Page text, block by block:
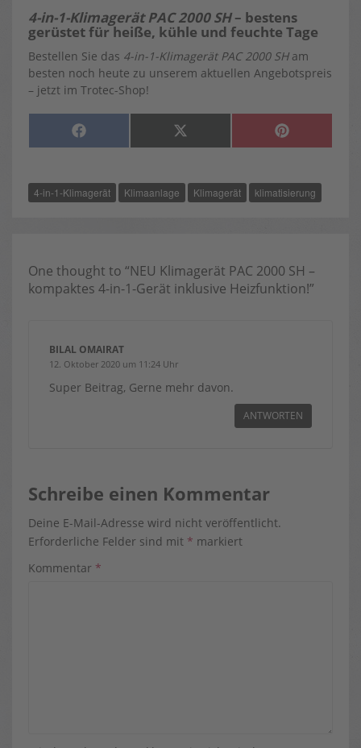
4-in-1-Klimagerät PAC 2000 SH– bestens
gerüstet für heiße, kühle und feuchte Tage
Bestellen Sie das 4-in-1-Klimagerät PAC 2000 SH am
besten noch heute zu unserem aktuellen Angebotspreis
– jetzt im Trotec-Shop!
SHARE
F
A
O
O
K
SHARE
X
(
T
E
SHARE
P
I
R
E
S
4-in-1-Klimagerät Klimaanlage Klimagerät klimatisierung
One thought to “NEU Klimagerät PAC 2000 SH –
kompaktes 4-in-1-Gerät inklusive Heizfunktion!”
BILAL OMAIRAT
12. Oktober 2020 um 11:24 Uhr
Super Beitrag, Gerne mehr davon.
ANTWORTEN
Schreibe einen Kommentar
Deine E-Mail-Adresse wird nicht veröffentlicht.
Erforderliche Felder sind mit * markiert
Kommentar *